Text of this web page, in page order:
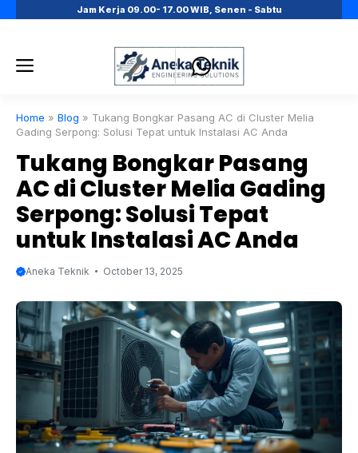
Jam Kerja 09.00- 17.00 WIB, Senen - Sabtu
Menu
Home » Blog » Tukang Bongkar Pasang AC di Cluster Melia
Gading Serpong: Solusi Tepat untuk Instalasi AC Anda
Tukang Bongkar Pasang
AC di Cluster Melia Gading
Serpong: Solusi Tepat
untuk Instalasi AC Anda
Aneka Teknik October 13, 2025